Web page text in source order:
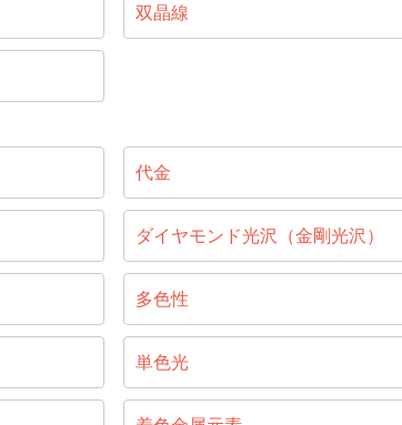
双晶線
代金
ダイヤモンド光沢（金剛光沢）
多色性
単色光